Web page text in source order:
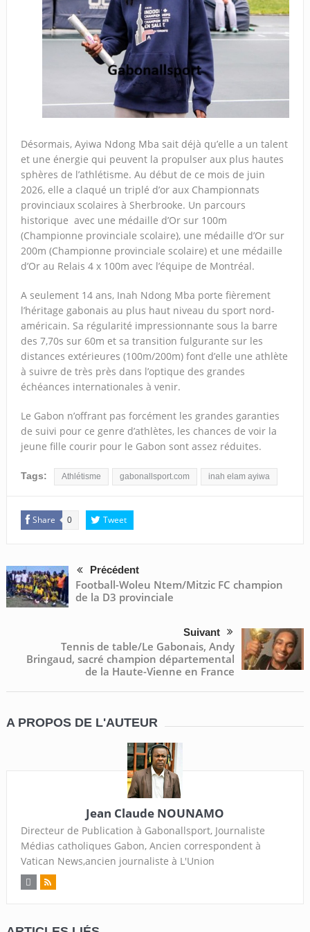
Désormais, Ayiwa Ndong Mba sait déjà qu’elle a un talent
et une énergie qui peuvent la propulser aux plus hautes
sphères de l’athlétisme. Au début de ce mois de juin
2026, elle a claqué un triplé d’or aux Championnats
provinciaux scolaires à Sherbrooke. Un parcours
historique avec une médaille d’Or sur 100m
(Championne provinciale scolaire), une médaille d’Or sur
200m (Championne provinciale scolaire) et une médaille
d’Or au Relais 4 x 100m avec l’équipe de Montréal.
A seulement 14 ans, Inah Ndong Mba porte fièrement
l’héritage gabonais au plus haut niveau du sport nord-
américain. Sa régularité impressionnante sous la barre
des 7,70s sur 60m et sa transition fulgurante sur les
distances extérieures (100m/200m) font d’elle une athlète
à suivre de très près dans l’optique des grandes
échéances internationales à venir.
Le Gabon n’offrant pas forcément les grandes garanties
de suivi pour ce genre d’athlètes, les chances de voir la
jeune fille courir pour le Gabon sont assez réduites.
Tags: Athlétisme gabonallsport.com inah elam ayiwa
Share 0 Tweet
Précédent
Football-Woleu Ntem/Mitzic FC champion
de la D3 provinciale
Suivant
Tennis de table/Le Gabonais, Andy
Bringaud, sacré champion départemental
de la Haute-Vienne en France
A PROPOS DE L'AUTEUR
Jean Claude NOUNAMO
Directeur de Publication à Gabonallsport, Journaliste
Médias catholiques Gabon, Ancien correspondent à
Vatican News,ancien journaliste à L'Union